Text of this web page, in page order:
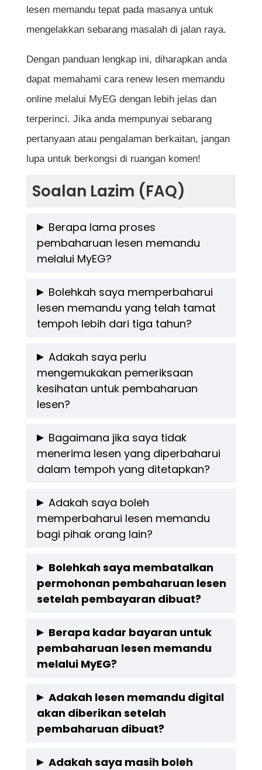
lesen memandu tepat pada masanya untuk
mengelakkan sebarang masalah di jalan raya.
Dengan panduan lengkap ini, diharapkan anda
dapat memahami cara renew lesen memandu
online melalui MyEG dengan lebih jelas dan
terperinci. Jika anda mempunyai sebarang
pertanyaan atau pengalaman berkaitan, jangan
lupa untuk berkongsi di ruangan komen!
Soalan Lazim (FAQ)
Berapa lama proses
pembaharuan lesen memandu
melalui MyEG?
Proses pembaharuan biasanya mengambil
masa 5 hingga 7 hari bekerja untuk
penghantaran lesen baharu ke alamat
Bolehkah saya memperbaharui
lesen memandu yang telah tamat
tempoh lebih dari tiga tahun?
Tidak, sekiranya lesen telah tamat tempoh
lebih dari tiga tahun, pemilik perlu mengambil
semula ujian memandu di JPJ.
Adakah saya perlu
mengemukakan pemeriksaan
kesihatan untuk pembaharuan
lesen?
Pemeriksaan kesihatan hanya diperlukan
bagi pemegang Lesen Memandu Kompeten
(CDL) yang berumur 70 tahun ke atas.
Bagaimana jika saya tidak
menerima lesen yang diperbaharui
dalam tempoh yang ditetapkan?
Anda boleh menghubungi pihak MyEG atau
JPJ untuk mendapatkan status penghantaran
lesen anda
Adakah saya boleh
memperbaharui lesen memandu
bagi pihak orang lain?
Tidak, pemilik lesen sendiri yang perlu
melakukan pembaharuan kerana ia
melibatkan maklumat peribadi dan
sanggup kongsikan
Bolehkah saya membatalkan
permohonan pembaharuan lesen
setelah pembayaran dibuat?
Tidak, setelah pembayaran dilakukan,
permohonan tidak boleh dibatalkan atau
dipulangkan.
Berapa kadar bayaran untuk
pembaharuan lesen memandu
melalui MyEG?
Kadar bayaran bergantung kepada tempoh
pembaharuan yang dipilih. Biasanya, kadar
bagi satu tahun adalah sekitar RM30.
Adakah lesen memandu digital
akan diberikan setelah
pembaharuan dibuat?
Buat masa ini, JPJ hanya mengeluarkan
Adakah saya masih boleh